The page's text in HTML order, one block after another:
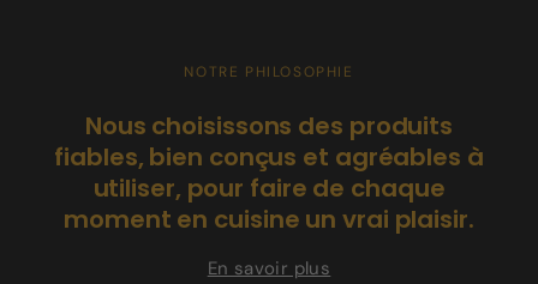
NOTRE PHILOSOPHIE
Nous choisissons des produits
fiables, bien conçus et agréables à
utiliser, pour faire de chaque
moment en cuisine un vrai plaisir.
En savoir plus